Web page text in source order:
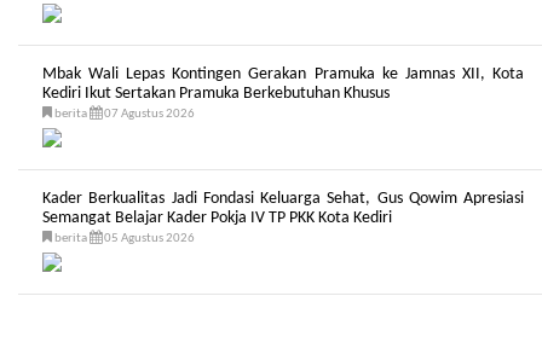
Mbak Wali Lepas Kontingen Gerakan Pramuka ke Jamnas XII, Kota
Kediri Ikut Sertakan Pramuka Berkebutuhan Khusus
berita 07 Agustus 2026
Kader Berkualitas Jadi Fondasi Keluarga Sehat, Gus Qowim Apresiasi
Semangat Belajar Kader Pokja IV TP PKK Kota Kediri
berita 05 Agustus 2026